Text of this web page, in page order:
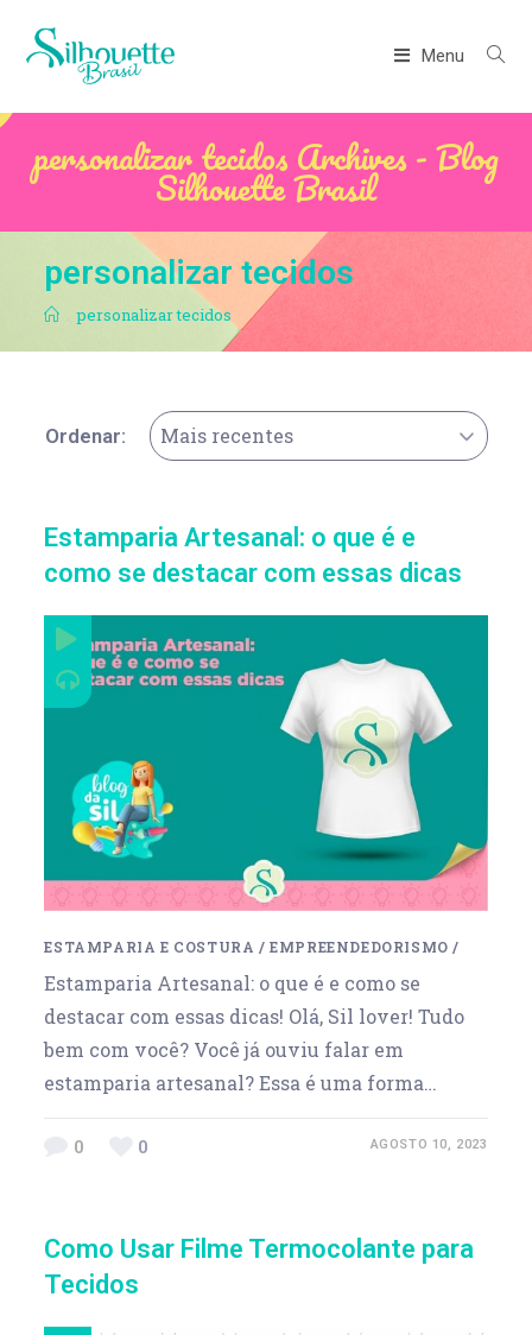
Menu
personalizar tecidos Archives - Blog
Silhouette Brasil
personalizar tecidos
. personalizar tecidos
Ordenar: Mais recentes
Estamparia Artesanal: o que é e
como se destacar com essas dicas
ESTAMPARIA E COSTURA /EMPREENDEDORISMO /
Estamparia Artesanal: o que é e como se
destacar com essas dicas! Olá, Sil lover! Tudo
bem com você? Você já ouviu falar em
estamparia artesanal? Essa é uma forma…
0 0 AGOSTO 10, 2023
Como Usar Filme Termocolante para
Tecidos